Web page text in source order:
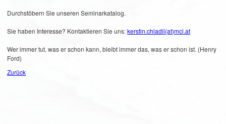
Durchstöbern Sie unseren Seminarkatalog.
Sie haben Interesse? Kontaktieren Sie uns:kerstin.chladil(at)mcl.at
Wer immer tut, was er schon kann, bleibt immer das, was er schon ist. (Henry
Ford)
Zurück